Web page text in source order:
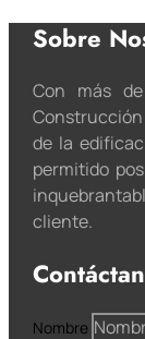
Sobre
Con más
de la
permitido
cliente.
Nombre